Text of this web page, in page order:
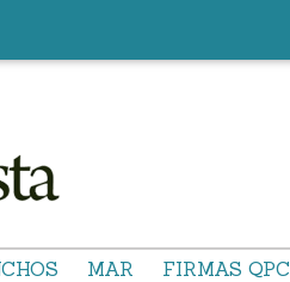
MAR FIRMAS QPC